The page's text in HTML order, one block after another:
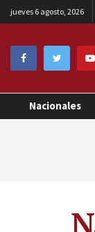
jueves 6 agosto, 2026
Nacionales